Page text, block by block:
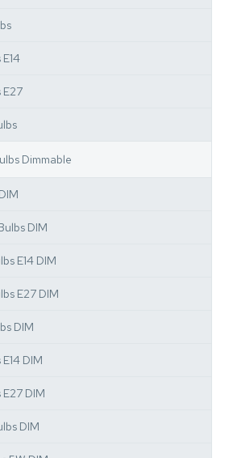
E27
Dimmable
DIM
E14 DIM
E27 DIM
DIM
DIM
DIM
DIM